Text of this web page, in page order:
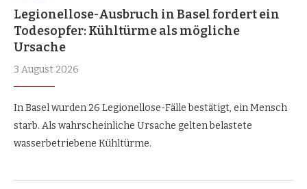
Legionellose-Ausbruch in Basel fordert ein
Todesopfer: Kühltürme als mögliche
Ursache
3 August 2026
In Basel wurden 26 Legionellose-Fälle bestätigt, ein Mensch
starb. Als wahrscheinliche Ursache gelten belastete
wasserbetriebene Kühltürme.